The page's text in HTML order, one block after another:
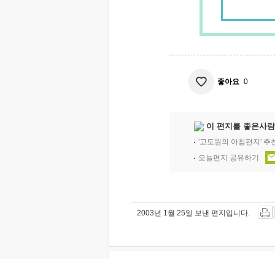
좋아요 0
이 편지를 좋은사
'고도원의 아침편지' 추
오늘편지 공유하기
2003년 1월 25일 보낸 편지입니다.